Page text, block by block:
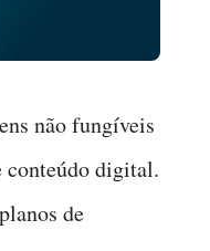
não fungíveis
conteúdo digital.
de